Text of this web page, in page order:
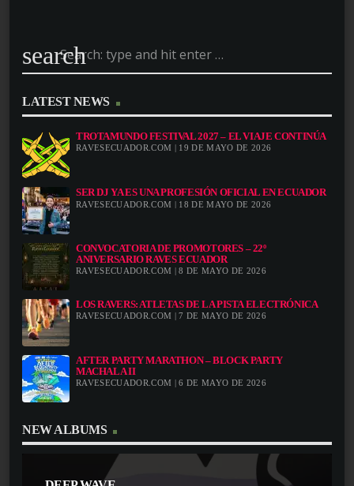
search
LATEST NEWS
TROTAMUNDO FESTIVAL 2027 – EL VIAJE CONTINÚA
RAVESECUADOR.COM | 19 DE MAYO DE 2026
SER DJ YA ES UNA PROFESIÓN OFICIAL EN ECUADOR
RAVESECUADOR.COM | 18 DE MAYO DE 2026
CONVOCATORIA DE PROMOTORES – 22º
ANIVERSARIO RAVES ECUADOR
RAVESECUADOR.COM | 8 DE MAYO DE 2026
LOS RAVERS: ATLETAS DE LA PISTA ELECTRÓNICA
RAVESECUADOR.COM | 7 DE MAYO DE 2026
AFTER PARTY MARATHON – BLOCK PARTY
MACHALA II
RAVESECUADOR.COM | 6 DE MAYO DE 2026
NEW ALBUMS